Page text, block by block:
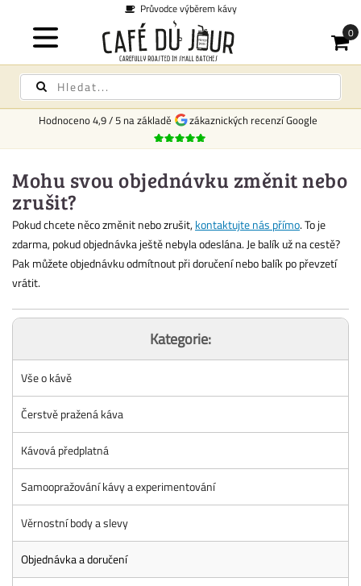
Průvodce výběrem kávy
Hodnoceno4,9/5 na základě zákaznických recenzí Google
Mohu svou objednávku změnit nebo
zrušit?
Pokud chcete něco změnit nebo zrušit,kontaktujte nás přímo. To je
zdarma, pokud objednávka ještě nebyla odeslána. Je balík už na cestě?
Pak můžete objednávku odmítnout při doručení nebo balík po převzetí
vrátit.
Kategorie:
Vše o kávě
Čerstvě pražená káva
Kávová předplatná
Samoopražování kávy a experimentování
Věrnostní body a slevy
Objednávka a doručení